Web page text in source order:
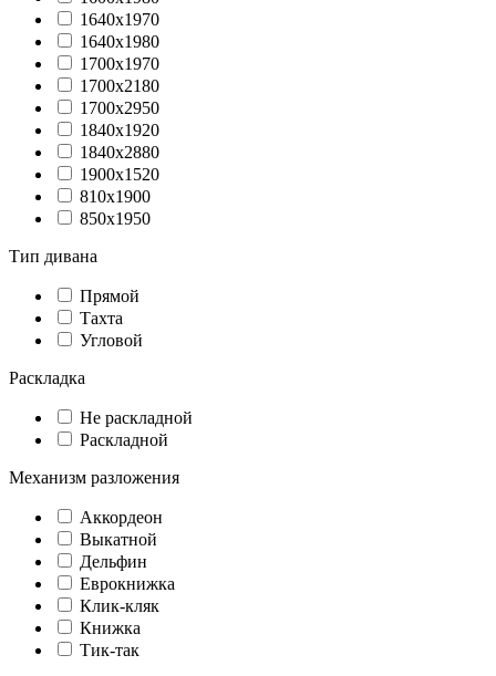
1640х1970
1640х1980
1700х1970
1700х2180
1700х2950
1840х1920
1840х2880
1900х1520
810х1900
850х1950
Тип дивана
Прямой
Тахта
Угловой
Раскладка
Не раскладной
Раскладной
Механизм разложения
Аккордеон
Выкатной
Дельфин
Еврокнижка
Клик-кляк
Книжка
Тик-так